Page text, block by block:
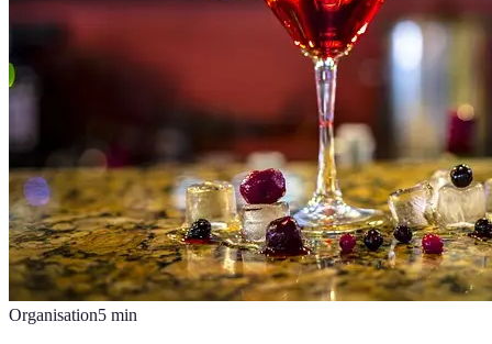
Organisation5 min